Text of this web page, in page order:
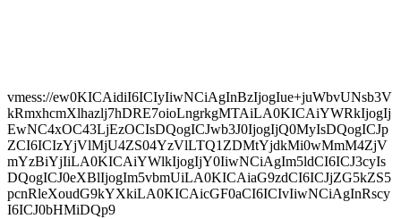
vmess://ew0KICAidiI6ICIyIiwNCiAgInBzIjogIue+juWbvUNsb3V
kRmxhcmXlhazlj7hDRE7oioLngrkgMTAiLA0KICAiYWRkIjogIj
EwNC4xOC43LjEzOCIsDQogICJwb3J0IjogIjQ0MyIsDQogICJp
ZCI6ICIzYjVlMjU4ZS04YzVlLTQ1ZDMtYjdkMi0wMmM4ZjV
mYzBiYjIiLA0KICAiYWlkIjogIjY0IiwNCiAgIm5ldCI6ICJ3cyIs
DQogICJ0eXBlIjogIm5vbmUiLA0KICAiaG9zdCI6ICJjZG5kZS5
pcnRleXoudG9kYXkiLA0KICAicGF0aCI6ICIvIiwNCiAgInRscy
I6ICJ0bHMiDQp9